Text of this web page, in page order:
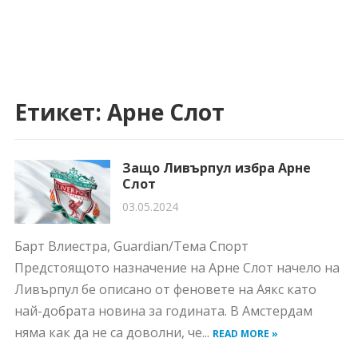
Етикет: Арне Слот
Защо Ливърпул избра Арне
Слот
03.05.2024
Барт Влиестра, Guardian/Тема Спорт
Предстоящото назначение на Арне Слот начело на
Ливърпул бе описано от феновете на Аякс като
най-добрата новина за годината. В Амстердам
няма как да не са доволни, че... READ MORE »